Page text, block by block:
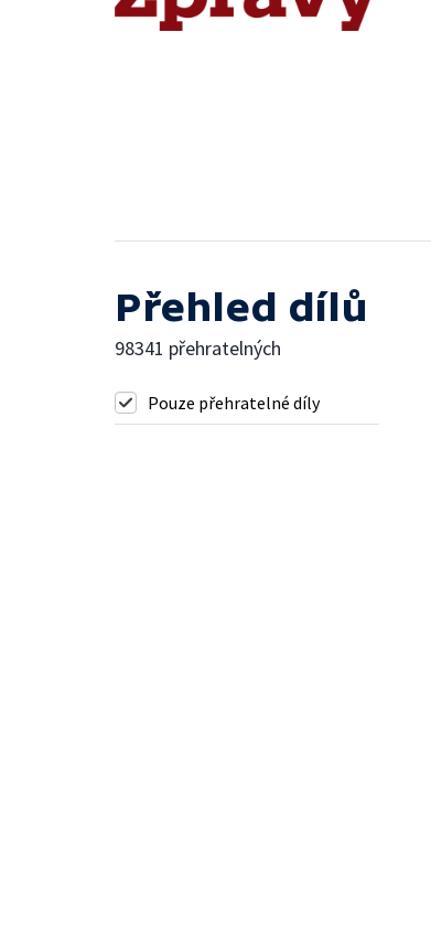
Přehled dílů
98341 přehratelných
Pouze přehratelné díly